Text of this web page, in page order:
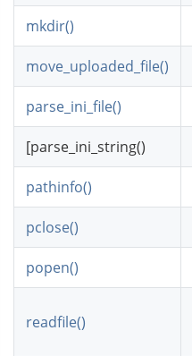
mkdir()
move_uploaded_file()
parse_ini_file()
[parse_ini_string()
pathinfo()
pclose()
popen()
readfile()